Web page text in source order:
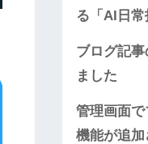
る「AI日
ブログ記
ました
管理画面
機能が追